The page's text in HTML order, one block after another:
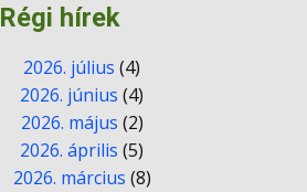
Régi hírek
2026. július (4)
2026. június (4)
2026. május (2)
2026. április (5)
2026. március (8)